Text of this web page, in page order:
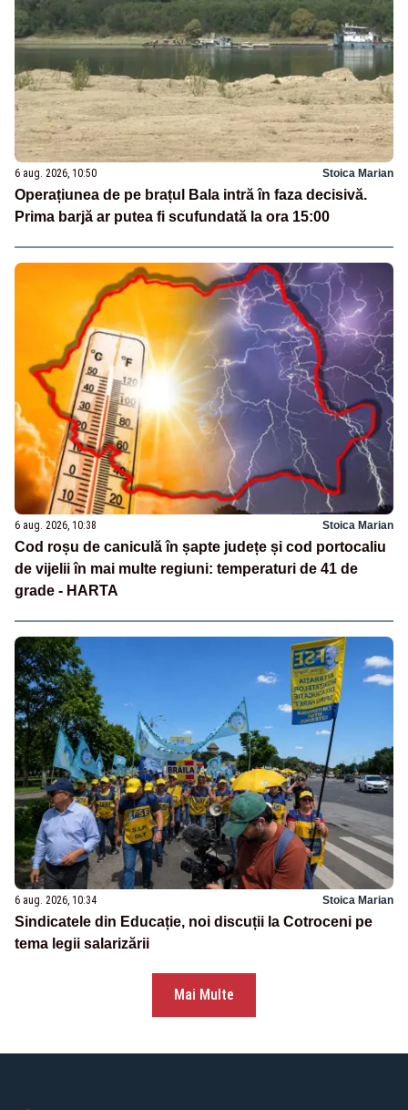
6 aug. 2026, 10:50 Stoica Marian
Operațiunea de pe brațul Bala intră în faza decisivă.
Prima barjă ar putea fi scufundată la ora 15:00
6 aug. 2026, 10:38 Stoica Marian
Cod roșu de caniculă în șapte județe și cod portocaliu
de vijelii în mai multe regiuni: temperaturi de 41 de
grade - HARTA
6 aug. 2026, 10:34 Stoica Marian
Sindicatele din Educație, noi discuții la Cotroceni pe
tema legii salarizării
Mai Multe